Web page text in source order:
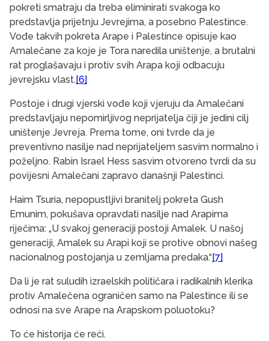
pokreti smatraju da treba eliminirati svakoga ko
predstavlja prijetnju Jevrejima, a posebno Palestince.
Vođe takvih pokreta Arape i Palestince opisuje kao
Amalečane za koje je Tora naredila uništenje, a brutalni
rat proglašavaju i protiv svih Arapa koji odbacuju
jevrejsku vlast.[6]
Postoje i drugi vjerski vođe koji vjeruju da Amalečani
predstavljaju nepomirljivog neprijatelja čiji je jedini cilj
uništenje Jevreja. Prema tome, oni tvrde da je
preventivno nasilje nad neprijateljem sasvim normalno i
poželjno. Rabin Israel Hess sasvim otvoreno tvrdi da su
povijesni Amalečani zapravo današnji Palestinci.
Haim Tsuria, nepopustljivi branitelj pokreta Gush
Emunim, pokušava opravdati nasilje nad Arapima
riječima: „U svakoj generaciji postoji Amalek. U našoj
generaciji, Amalek su Arapi koji se protive obnovi našeg
nacionalnog postojanja u zemljama predaka.“[7]
Da li je rat suludih izraelskih političara i radikalnih klerika
protiv Amalečena ograničen samo na Palestince ili se
odnosi na sve Arape na Arapskom poluotoku?
To će historija će reći.